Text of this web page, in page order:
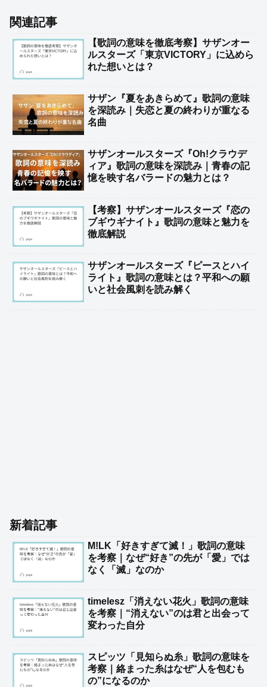
関連記事
【歌詞の意味を徹底考察】サザンオー
ルスターズ「東京VICTORY」に込めら
れた想いとは？
サザン『夏をあきらめて』歌詞の意味
を深読み｜失恋と夏の終わりが重なる
名曲
サザンオールスターズ『Oh!クラウデ
ィア』歌詞の意味を深読み｜青春の記
憶を映す名バラードの魅力とは？
【考察】サザンオールスターズ『恋の
ブギウギナイト』歌詞の意味と魅力を
徹底解説
サザンオールスターズ『ピースとハイ
ライト』歌詞の意味とは？平和への願
いと社会風刺を読み解く
新着記事
M!LK「好きすぎて滅！」歌詞の意味
を考察｜なぜ“好き”の先が「愛」では
なく「滅」なのか
timelesz「消えない花火」歌詞の意味
を考察｜“消えない”のは君と出会って
変わった自分
スピッツ「見知らぬ糸」歌詞の意味を
考察｜絡まった糸はなぜ“人を包むも
の”になるのか